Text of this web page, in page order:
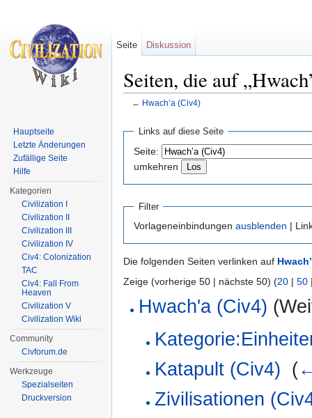
Seiten, die auf
← Hwach’a (Civ4)
Links auf diese Seite
Seite:
umkehren
Filter
Vorlageneinbindungen ausblenden |
Die folgenden Seiten verlinken auf
Zeige (vorherige 50 | nächste 50) (20 | 50
Hwach'a (Civ4)
Katapult (Civ4) (
Zivilisationen
Seite Diskussion
Hauptseite
Letzte Änderungen
Zufällige Seite
Hilfe
Kategorien
Civilization I
Civilization II
Civilization III
Civilization IV
Civ4: Colonization
TAC
Civ4: Fall From
Heaven
Civilization V
Civilization Wiki
Community
Civforum.de
Werkzeuge
Spezialseiten
Druckversion